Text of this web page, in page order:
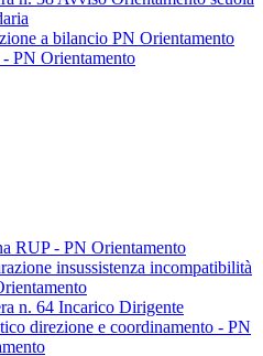
a bilancio PN Orientamento
PN Orientamento
RUP - PN Orientamento
insussistenza incompatibilità
n. 64 Incarico Dirigente
direzione e coordinamento - PN